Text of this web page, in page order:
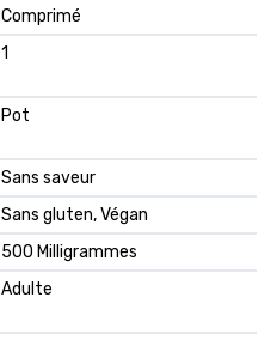
Comprimé
1
Pot
Sans saveur
Sans gluten, Végan
500 Milligrammes
Adulte